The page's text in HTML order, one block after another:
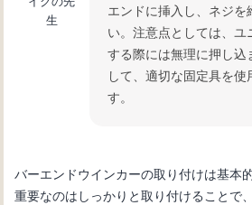
生
エンドに挿入し、ネジを
い。注意点としては、ユ
する際には無理に押し込
して、適切な固定具を
す。
バーエンドウインカーの取り付けは基本
重要なのはしっかりと取り付けることで